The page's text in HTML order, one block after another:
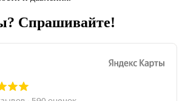
Спрашивайте!